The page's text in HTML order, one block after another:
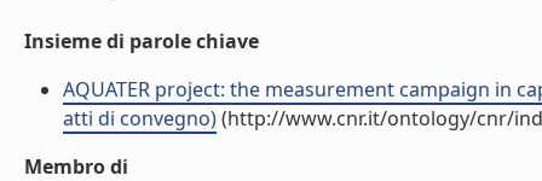
Insieme di parole chiave
AQUATER project: the measurement campaign in
atti di convegno)(http://www.cnr.it/ontology/cnr/
Membro di